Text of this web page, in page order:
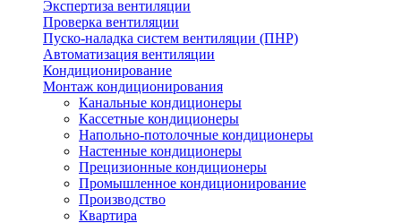
Экспертиза вентиляции
Проверка вентиляции
Пуско-наладка систем вентиляции (ПНР)
Автоматизация вентиляции
Кондиционирование
Монтаж кондиционирования
Канальные кондиционеры
Кассетные кондиционеры
Напольно-потолочные кондиционеры
Настенные кондиционеры
Прецизионные кондиционеры
Промышленное кондиционирование
Производство
Квартира